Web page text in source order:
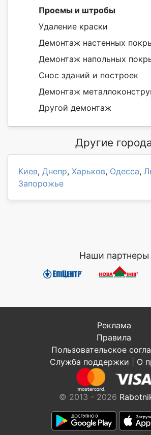
Проемы и штробы
Удаление краски
Демонтаж настенных
Демонтаж напольных
Снос зданий и построек
Демонтаж
Другой демонтаж
Другие
Киев, Днепр, Харьков, Одесса,
Запорожье
Наши партнеры
Реклама
Правила
Пользовательское
Служба поддержки
О
© 2013 - 2026